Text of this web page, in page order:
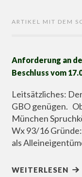
ARTIKEL MIT DEM
Anforderung an
Beschluss vom
Leitsätzliches:
GBO genügen.
München
Wx 93/16
als
WEITERLESEN